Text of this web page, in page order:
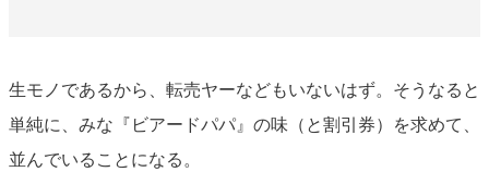
生モノであるから、転売ヤーなどもいないはず。そうなると
単純に、みな『ビアードパパ』の味（と割引券）を求めて、
並んでいることになる。